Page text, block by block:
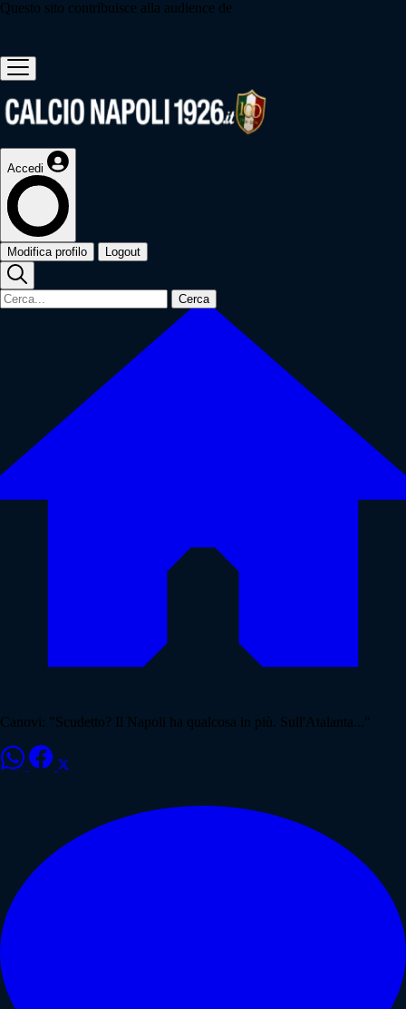
Questo sito contribuisce alla audience de
Accedi
Modifica profilo Logout
Cerca
Canovi: "Scudetto? Il Napoli ha qualcosa in più. Sull'Atalanta..."